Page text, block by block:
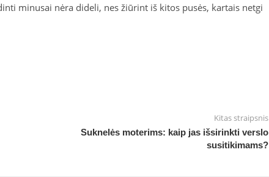
minusai nėra dideli, nes žiūrint iš kitos pusės, kartais netgi
Kitas straipsnis
Suknelės moterims: kaip jas išsirinkti verslo
susitikimams?